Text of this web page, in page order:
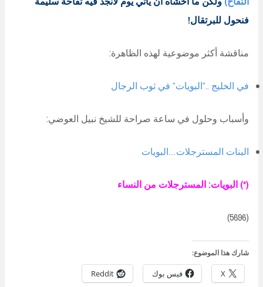
فنحول للبرتقال!
مناقشة أكثر موضوعية لهذه الظاهرة:
في الخليج ..”البويات” في ثوب الرجال
وأسباب وحلول في ساعة صراحة للشيخ نبيل العوضي:
البنات المسترجلات…البويات
(*) البويات: المسترجلات من النساء
(5696)
شارك هذا الموضوع:
X فيس بوك Reddit